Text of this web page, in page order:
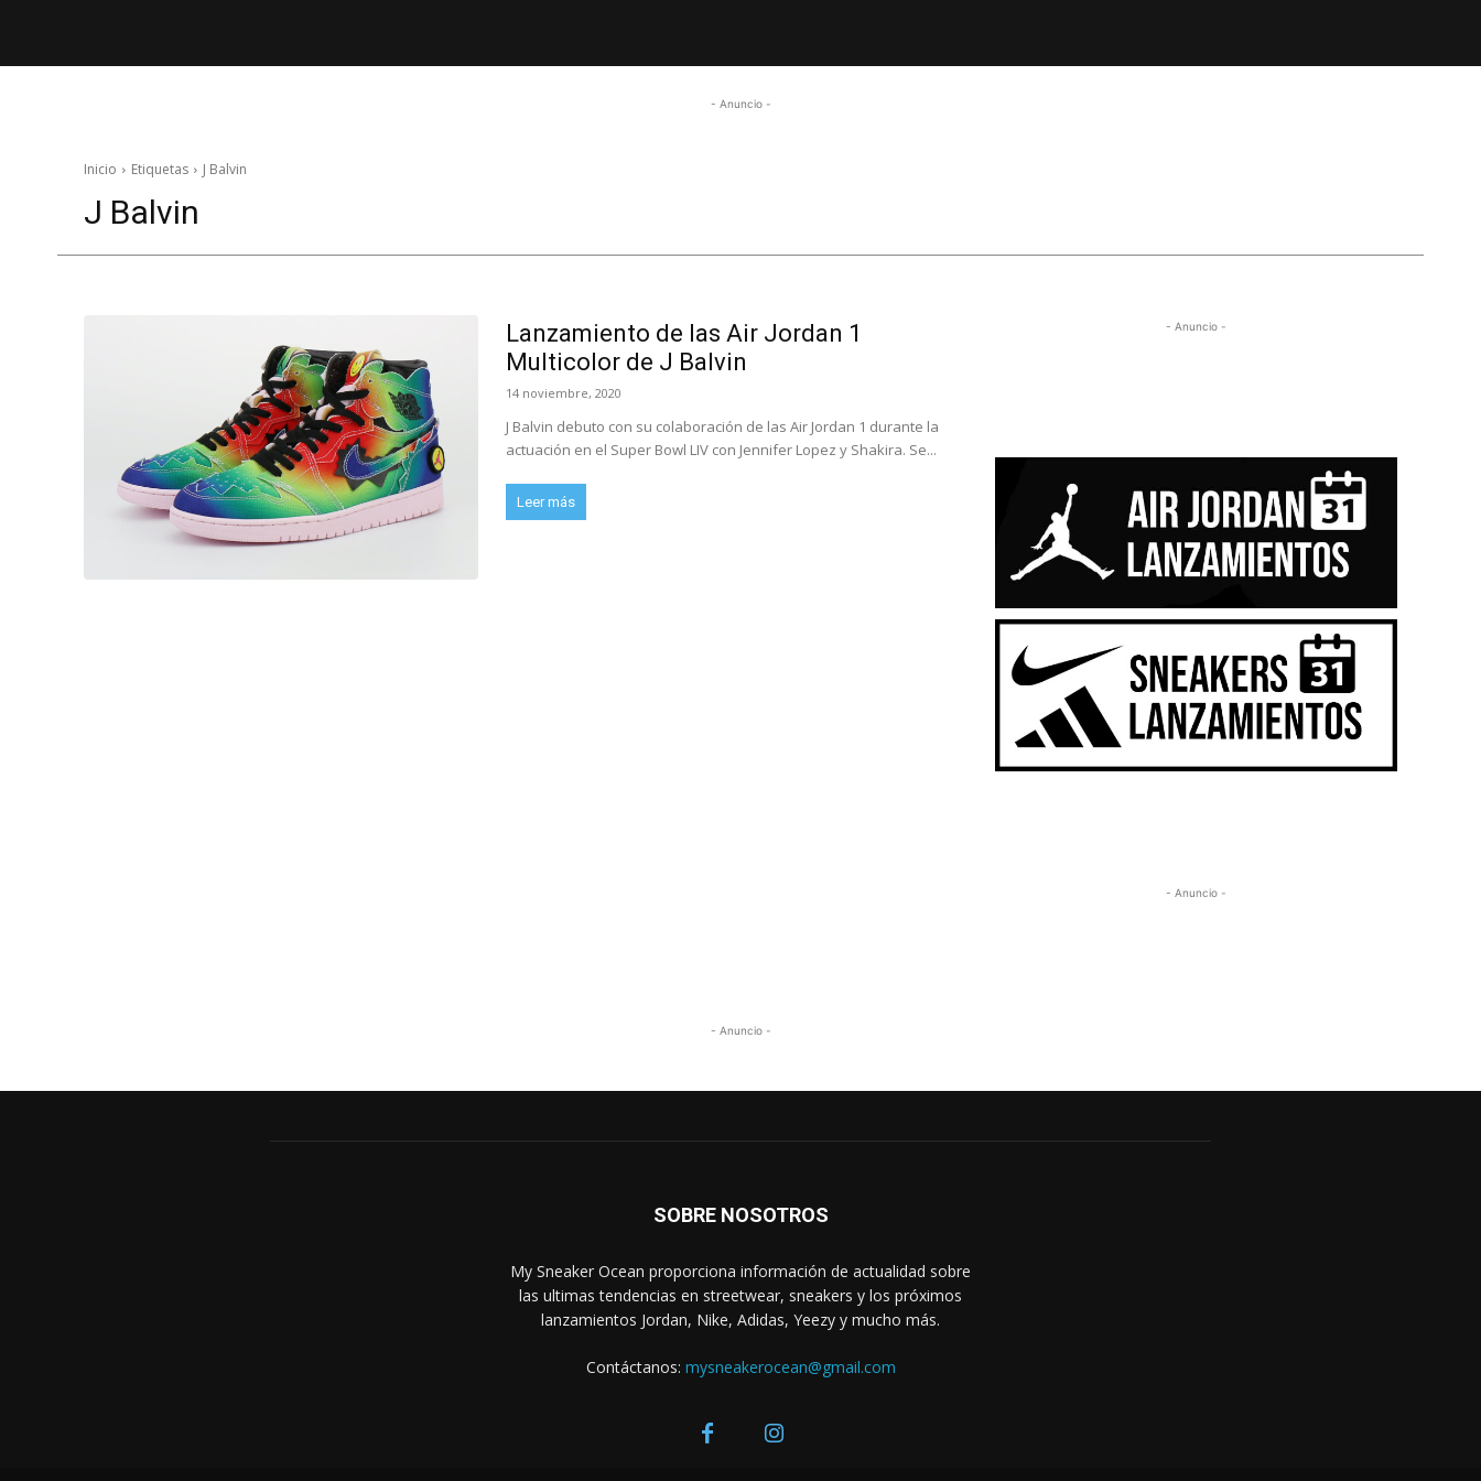
- Anuncio -
Inicio Etiquetas J Balvin
J Balvin
Lanzamiento de las Air Jordan 1
Multicolor de J Balvin
14 noviembre, 2020
J Balvin debuto con su colaboración de las Air Jordan 1 durante la
actuación en el Super Bowl LIV con Jennifer Lopez y Shakira. Se...
Leer más
- Anuncio -
- Anuncio -
- Anuncio -
SOBRE NOSOTROS
My Sneaker Ocean proporciona información de actualidad sobre
las ultimas tendencias en streetwear, sneakers y los próximos
lanzamientos Jordan, Nike, Adidas, Yeezy y mucho más.
Contáctanos: mysneakerocean@gmail.com